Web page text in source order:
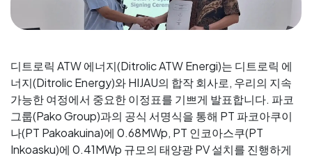
디트로릭 ATW 에너지(Ditrolic ATW Energi)는 디트로릭 에
너지(Ditrolic Energy)와 HIJAU의 합작 회사로, 우리의 지속
가능한 여정에서 중요한 이정표를 기쁘게 발표합니다. 파코
그룹(Pako Group)과의 공식 서명식을 통해 PT 파코아쿠이
나(PT Pakoakuina)에 0.68MWp, PT 인코아스쿠(PT
Inkoasku)에 0.41MWp 규모의 태양광 PV 설치를 진행하게